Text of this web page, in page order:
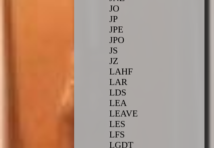
JO
JP
JPE
JPO
JS
JZ
LAHF
LAR
LDS
LEA
LEAVE
LES
LFS
LGDT